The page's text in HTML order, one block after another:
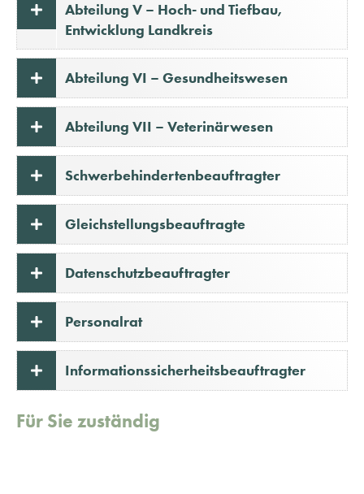
Abteilung V – Hoch- und Tiefbau,
Entwicklung Landkreis
Abteilung VI – Gesundheitswesen
Abteilung VII – Veterinärwesen
Schwerbehindertenbeauftragter
Gleichstellungsbeauftragte
Datenschutzbeauftragter
Personalrat
Informationssicherheitsbeauftragter
Für Sie zuständig